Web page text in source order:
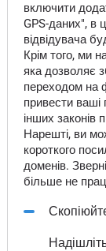
включити
GPS-даних", в
відвідувача
Крім того, ми
яка дозволяє
переходом на
привести ваші
інших законів
Нарешті, ви
короткого
доменів.
більше не